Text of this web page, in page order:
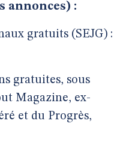
annonces) :
gratuits (SEJG) :
gratuites, sous
Magazine, ex-
et du Progrès,